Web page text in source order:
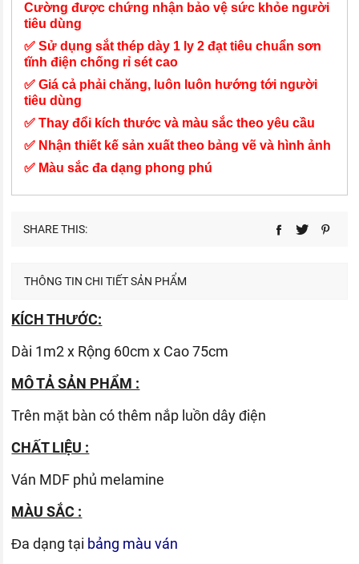
Cường được chứng nhận bảo vệ sức khỏe người
tiêu dùng
✅ Sử dụng sắt thép dày 1 ly 2 đạt tiêu chuẩn sơn
tĩnh điện chống rỉ sét cao
✅ Giá cả phải chăng, luôn luôn hướng tới người
tiêu dùng
✅ Thay đổi kích thước và màu sắc theo yêu cầu
✅ Nhận thiết kế sản xuất theo bảng vẽ và hình ảnh
✅ Màu sắc đa dạng phong phú
SHARE THIS:
THÔNG TIN CHI TIẾT SẢN PHẨM
KÍCH THƯỚC:
Dài 1m2 x Rộng 60cm x Cao 75cm
MÔ TẢ SẢN PHẨM :
Trên mặt bàn có thêm nắp luồn dây điện
CHẤT LIỆU :
Ván MDF phủ melamine
MÀU SẮC :
Đa dạng tại bảng màu ván